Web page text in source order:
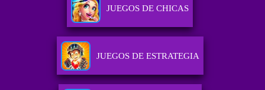
JUEGOS DE CHICAS
JUEGOS DE ESTRATEGIA